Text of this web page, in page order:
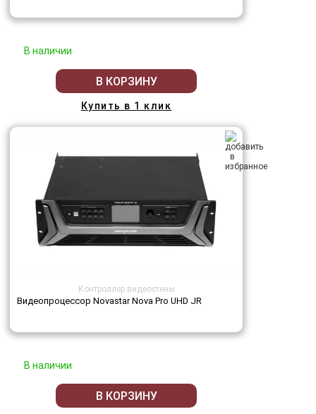
В наличии
В КОРЗИНУ
Купить в 1 клик
Контроллер видеостены
Видеопроцессор Novastar Nova Pro UHD JR
В наличии
В КОРЗИНУ